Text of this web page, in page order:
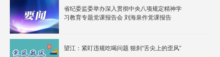
省纪委监委举办深入贯彻中央八项规定精神学
习教育专题党课报告会 刘海泉作党课报告
望江：紧盯违规吃喝问题 狠刹“舌尖上的歪风”